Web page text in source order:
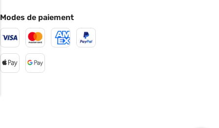
Modes de paiement